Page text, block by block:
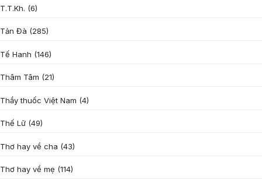
T.T.Kh. (6)
Tản Đà (285)
Tế Hanh (146)
Thâm Tâm (21)
Thầy thuốc Việt Nam (4)
Thế Lữ (49)
Thơ hay về cha (43)
Thơ hay về mẹ (114)